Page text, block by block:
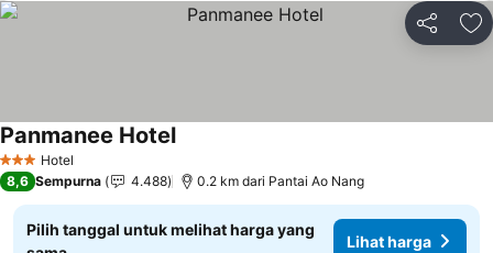
Bagikan
3 BintangHotel
Panmanee Hotel
8,6 Sempurna 4.488 0.2 km dari Pantai Ao Nang
Pilih tanggal untuk melihat harga yang
Lihat harga